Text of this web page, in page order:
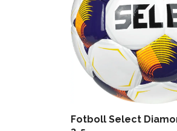
Fotboll Select